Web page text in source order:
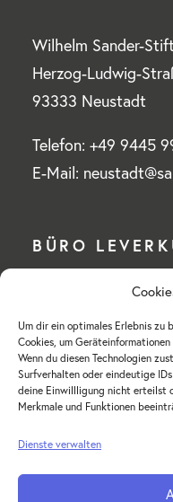
Um dir ein optimales Erlebnis zu
Cookies, um
Wenn du diesen Technologien
Surfverhalten oder eindeutige
deine Einwillligung nicht erteilst
Merkmale und Funktionen
Dienste verwalten
Wilhelm Sander-
Herzog-Ludwig-
93333 Neustadt
Telefon: +49 9445
E-Mail:
BÜRO
Wilhelm Sander-
Mülheimer Straße
51375 Leverkusen-
Telefon: +49 214